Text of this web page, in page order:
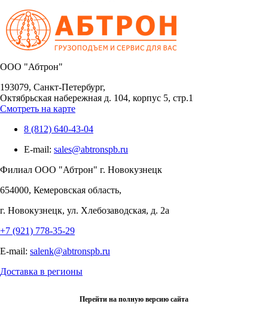
OOO "Абтрон"
193079, Санкт-Петербург,
Октябрьская набережная д. 104, корпус 5, стр.1
Смотреть на карте
8 (812) 640-43-04
E-mail: sales@abtronspb.ru
Филиал OOO "Абтрон" г. Новокузнецк
654000, Кемеровская область,
г. Новокузнецк, ул. Хлебозаводская, д. 2а
+7 (921) 778-35-29
E-mail: salenk@abtronspb.ru
Доставка в регионы
Перейти на полную версию сайта